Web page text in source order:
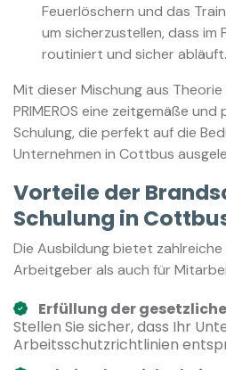
Feuerlöschern und das
um sicherzustellen, dass im
routiniert und sicher abläuft.
Mit dieser Mischung aus
PRIMEROS eine zeitgemäße
Schulung, die perfekt auf die
Unternehmen in Cottbus
Vorteile der
Schulung in
Die Ausbildung bietet
Arbeitgeber als auch für
Erfüllung der
Stellen Sie sicher, dass Ihr
Arbeitsschutzrichtlinien